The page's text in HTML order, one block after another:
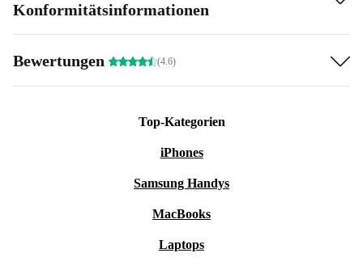
Konformitätsinformationen
Bewertungen (4.6)
Top-Kategorien
iPhones
Samsung Handys
MacBooks
Laptops